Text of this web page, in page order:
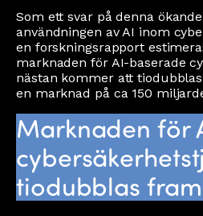
Som ett svar på denna
användningen av AI inom
en forskningsrapport
marknaden för AI-baserade
nästan kommer att
en marknad på ca 150
Marknaden för
tiodubblas